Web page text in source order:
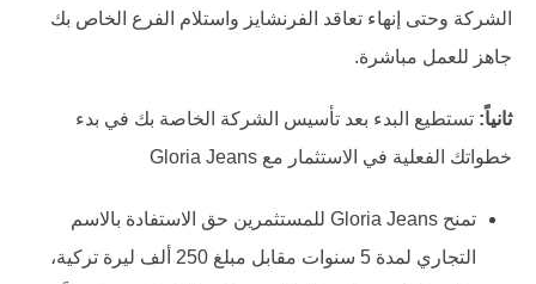
الشركة وحتى إنهاء تعاقد الفرنشايز واستلام الفرع الخاص بك
جاهز للعمل مباشرة.
ثانياً: تستطيع البدء بعد تأسيس الشركة الخاصة بك في بدء
خطواتك الفعلية في الاستثمار مع Gloria Jeans
تمنح Gloria Jeans للمستثمرين حق الاستفادة بالاسم
التجاري لمدة 5 سنوات مقابل مبلغ 250 ألف ليرة تركية،